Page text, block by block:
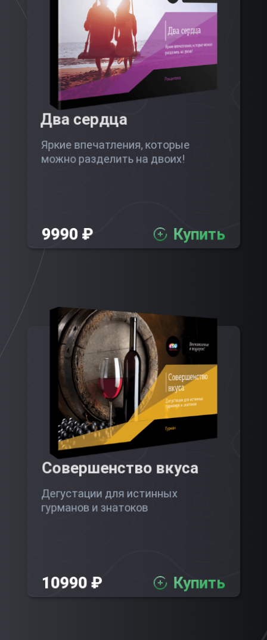
Два сердца
Яркие впечатления, которые
можно разделить на двоих!
9990 ₽ Купить
Совершенство вкуса
Дегустации для истинных
гурманов и знатоков
10990 ₽ Купить